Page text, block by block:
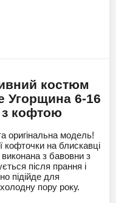
костюм
Угорщина 6-16
з кофтою
оригінальна модель!
кофточки на блискавці
з бавовни з
після прання і
підійде для
пору року.